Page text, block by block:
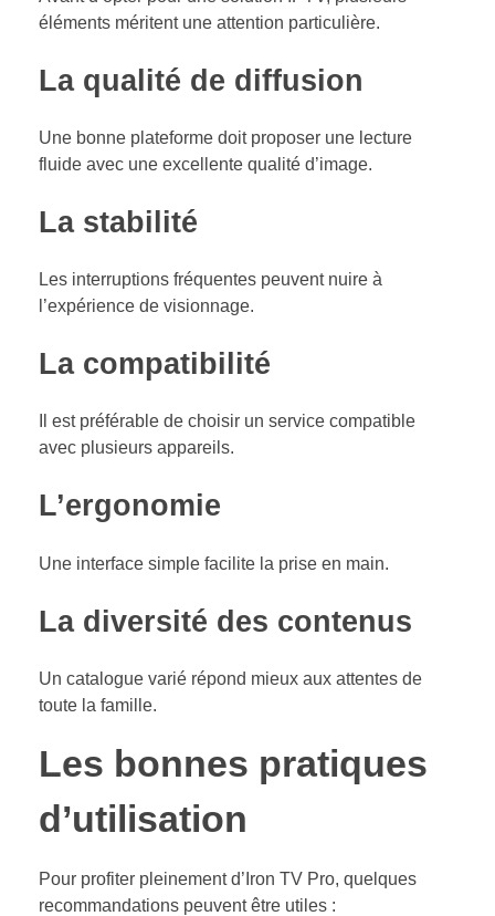
éléments méritent une attention particulière.
La qualité de diffusion
Une bonne plateforme doit proposer une lecture
fluide avec une excellente qualité d’image.
La stabilité
Les interruptions fréquentes peuvent nuire à
l’expérience de visionnage.
La compatibilité
Il est préférable de choisir un service compatible
avec plusieurs appareils.
L’ergonomie
Une interface simple facilite la prise en main.
La diversité des contenus
Un catalogue varié répond mieux aux attentes de
toute la famille.
Les bonnes pratiques
d’utilisation
Pour profiter pleinement d’Iron TV Pro, quelques
recommandations peuvent être utiles :